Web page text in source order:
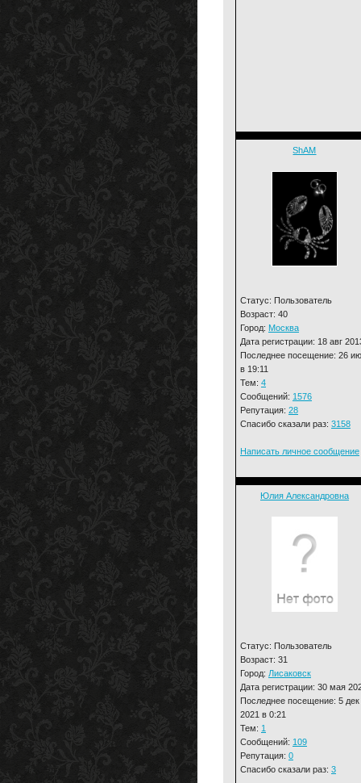
ShAM
Статус: Пользователь
Возраст: 40
Город: Москва
Дата регистрации: 18 авг
Последнее посещение: 26
в 19:11
Тем: 4
Сообщений: 1576
Репутация: 28
Спасибо сказали раз: 3158
Написать личное сообщение
Юлия Александровна
Статус: Пользователь
Возраст: 31
Город: Лисаковск
Дата регистрации: 30 мая
Последнее посещение: 5 дек
2021 в 0:21
Тем: 1
Сообщений: 109
Репутация: 0
Спасибо сказали раз: 3